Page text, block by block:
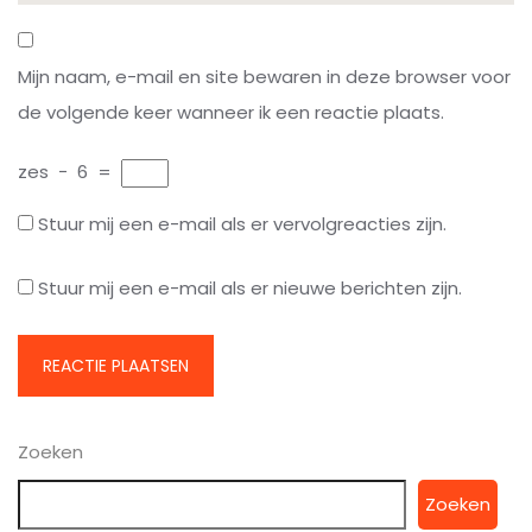
Mijn naam, e-mail en site bewaren in deze browser voor
de volgende keer wanneer ik een reactie plaats.
zes − 6 =
Stuur mij een e-mail als er vervolgreacties zijn.
Stuur mij een e-mail als er nieuwe berichten zijn.
Zoeken
Zoeken